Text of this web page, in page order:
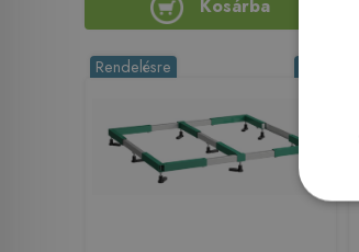
Kosárba
Rendelésre